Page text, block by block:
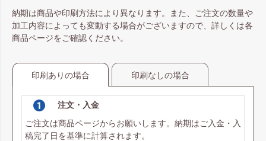
納期は商品や印刷方法により異なります。また、ご注文の数量や
加工内容によっても変動する場合がございますので、詳しくは各
商品ページをご確認ください。
印刷ありの場合 印刷なしの場合
注文・入金
ご注文は商品ページからお願いします。納期はご入金・入
稿完了日を基準に計算されます。